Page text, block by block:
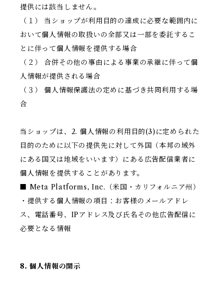
提供には該当しません。
（１） 当ショップが利用目的の達成に必要な範囲内に
おいて個人情報の取扱いの全部又は一部を委託するこ
とに伴って個人情報を提供する場合
（２） 合併その他の事由による事業の承継に伴って個
人情報が提供される場合
（３） 個人情報保護法の定めに基づき共同利用する場
合
当ショップは、2. 個人情報の利用目的(3)に定められた
目的のために以下の提供先に対して外国（本邦の域外
にある国又は地域をいいます）にある広告配信業者に
個人情報を提供することがあります。
■ Meta Platforms, Inc.（米国・カリフォルニア州）
・提供する個人情報の項目：お客様のメールアドレ
ス、電話番号、IPアドレス及び氏名その他広告配信に
必要となる情報
8. 個人情報の開示